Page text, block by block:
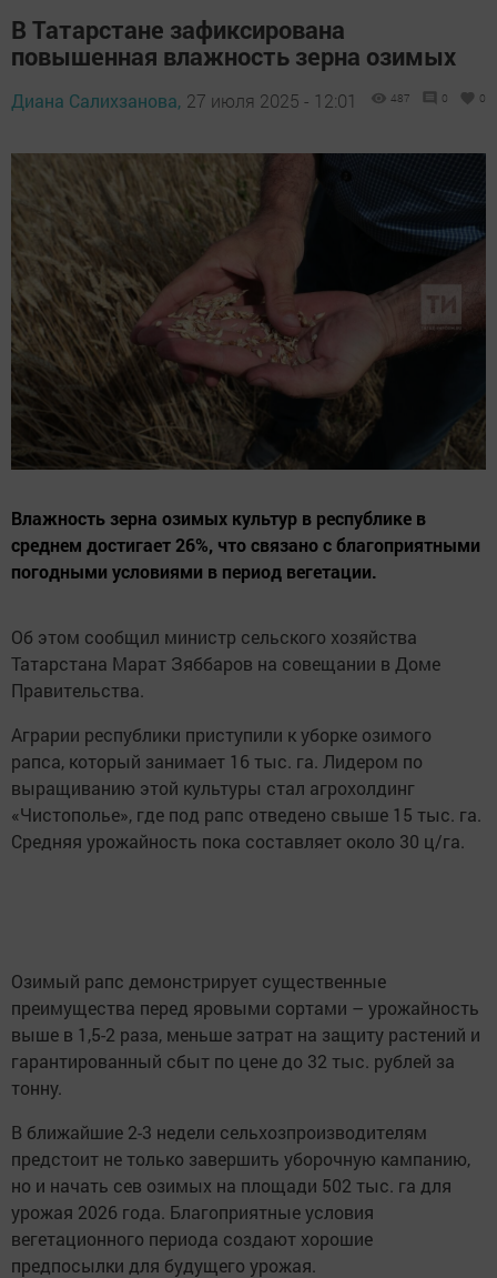
В Татарстане зафиксирована
повышенная влажность зерна озимых
Диана Салихзанова, 27 июля 2025 - 12:01 487 0 0
Влажность зерна озимых культур в республике в
среднем достигает 26%, что связано с благоприятными
погодными условиями в период вегетации.
Об этом сообщил министр сельского хозяйства
Татарстана Марат Зяббаров на совещании в Доме
Правительства.
Аграрии республики приступили к уборке озимого
рапса, который занимает 16 тыс. га. Лидером по
выращиванию этой культуры стал агрохолдинг
«Чистополье», где под рапс отведено свыше 15 тыс. га.
Средняя урожайность пока составляет около 30 ц/га.
Озимый рапс демонстрирует существенные
преимущества перед яровыми сортами – урожайность
выше в 1,5-2 раза, меньше затрат на защиту растений и
гарантированный сбыт по цене до 32 тыс. рублей за
тонну.
В ближайшие 2-3 недели сельхозпроизводителям
предстоит не только завершить уборочную кампанию,
но и начать сев озимых на площади 502 тыс. га для
урожая 2026 года. Благоприятные условия
вегетационного периода создают хорошие
предпосылки для будущего урожая.